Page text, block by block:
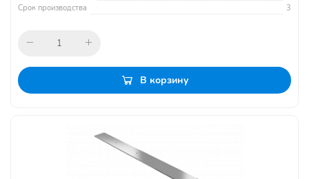
Срок производства
3
В корзину